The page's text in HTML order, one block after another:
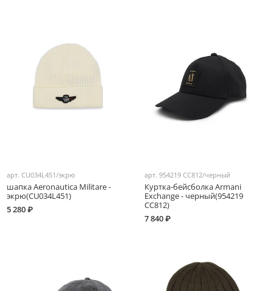
арт.CU034L451/экрю
шапка Aeronautica Militare -
экрю(CU034L451)
5 280 ₽
арт. 954219 CC812/черный
Куртка-бейсболка Armani
Exchange - черный(954219
CC812)
7 840 ₽